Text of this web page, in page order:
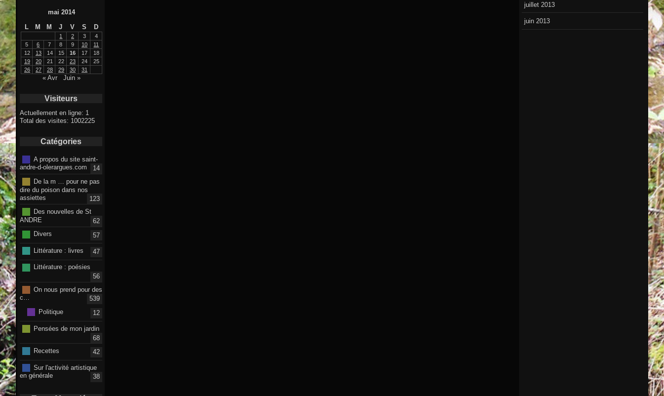
juillet 2013
juin 2013
mai 2014
L
M M J V S D
1 2 3
4
5
6 7 8 9 10
11
12
13 14 15 16 17
18
19
20 21 22 23 24
25
26
27 28 29 30 31
« Avr Juin »
Visiteurs
Actuellement en ligne: 1
Total des visites: 1002225
Catégories
A propos du site saint-
andre-d-olerargues.com
14
De la m … pour ne pas
dire du poison dans nos
assiettes
123
Des nouvelles de St
ANDRE
62
Divers
57
Littérature : livres 47
Littérature : poésies
56
On nous prend pour des
c…
539
Politique
12
Pensées de mon jardin
68
Recettes
42
Sur l'activité artistique
en générale
38